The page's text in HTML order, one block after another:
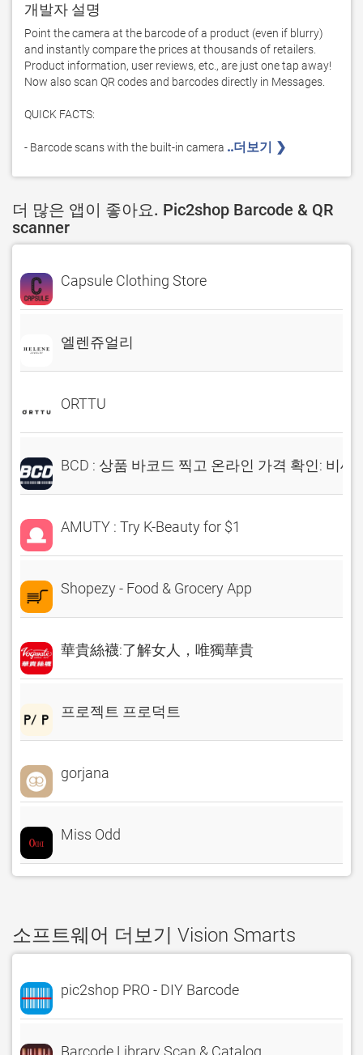
개발자 설명
Point the camera at the barcode of a product (even if blurry)
and instantly compare the prices at thousands of retailers.
Product information, user reviews, etc., are just one tap away!
Now also scan QR codes and barcodes directly in Messages.
QUICK FACTS:
- Barcode scans with the built-in camera ..더보기 ❯
더 많은 앱이 좋아요. Pic2shop Barcode & QR
scanner
Capsule Clothing Store
엘렌쥬얼리
ORTTU
BCD : 상품 바코드 찍고 온라인 가격 확인: 비씨
AMUTY : Try K-Beauty for $1
Shopezy - Food & Grocery App
華貴絲襪:了解女人，唯獨華貴
프로젝트 프로덕트
gorjana
Miss Odd
소프트웨어 더보기 Vision Smarts
pic2shop PRO - DIY Barcode
Barcode Library Scan & Catalog